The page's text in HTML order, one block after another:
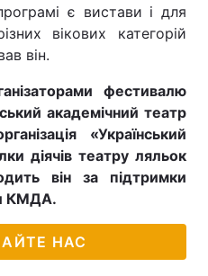
є вистави і для
вікових категорій
він.
фестивалю
академічний театр
«Український
діячів театру ляльок
він за підтримки
КМДА.
НАС